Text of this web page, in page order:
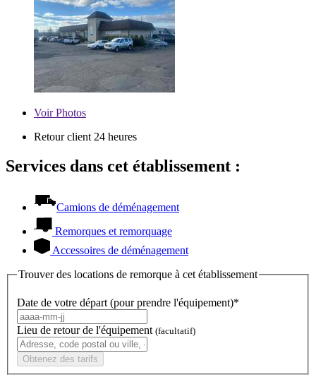
VoirPhotos
Retour client 24 heures
Services dans cet établissement :
Camions de déménagement
Remorques et remorquage
Accessoires de déménagement
Trouver des locations de remorque à cet établissement
Date de votre départ (pour prendre l'équipement)*
Lieu de retour de l'équipement (facultatif)
Obtenez des tarifs